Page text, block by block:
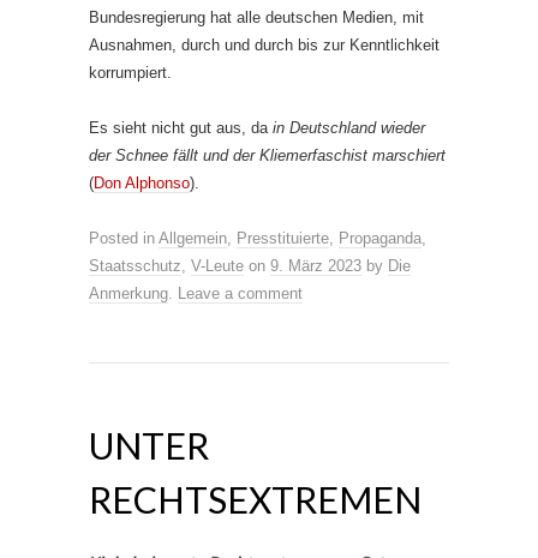
Bundesregierung hat alle deutschen Medien, mit
Ausnahmen, durch und durch bis zur Kenntlichkeit
korrumpiert.
Es sieht nicht gut aus, da in Deutschland wieder
der Schnee fällt und der Kliemerfaschist marschiert
(Don Alphonso).
Posted in Allgemein, Presstituierte, Propaganda,
Staatsschutz, V-Leute on 9. März 2023 by Die
Anmerkung. Leave a comment
UNTER
RECHTSEXTREMEN